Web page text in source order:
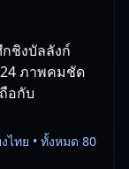
ชิงบัลลังก์
24 ภาพคมชัด
อกับ
ไทย • ทั้งหมด 80